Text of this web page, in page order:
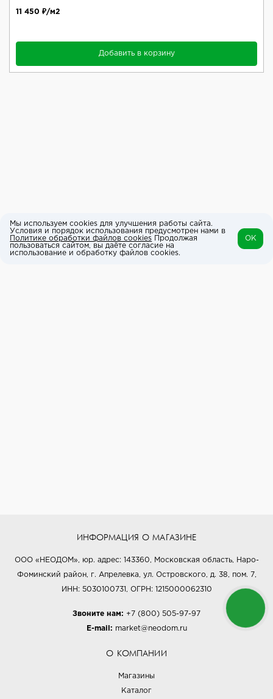
11 450 ₽/м2
Добавить в корзину
ИНФОРМАЦИЯ О МАГАЗИНЕ
ООО «НЕОДОМ», юр. адрес: 143360, Московская область, Наро-
Фоминский район, г. Апрелевка, ул. Островского, д. 38, пом. 7,
ИНН: 5030100731, ОГРН: 1215000062310
Звоните нам: +7 (800) 505-97-97
E-mail: market@neodom.ru
О КОМПАНИИ
Магазины
Каталог
Мы используем cookies для улучшения работы сайта.
Условия и порядок использования предусмотрен нами в
Политике обработки файлов cookies Продолжая
пользоваться сайтом, вы даёте согласие на
использование и обработку файлов cookies.
OK